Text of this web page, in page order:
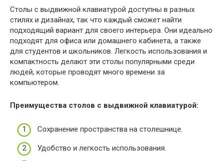
Столы с выдвижной клавиатурой доступны в разных
стилях и дизайнах, так что каждый сможет найти
подходящий вариант для своего интерьера. Они идеально
подходят для офиса или домашнего кабинета, а также
для студентов и школьников. Легкость использования и
компактность делают эти столы популярными среди
людей, которые проводят много времени за
компьютером.
Преимущества столов с выдвижной клавиатурой:
Сохранение пространства на столешнице.
Удобство и легкость использования.